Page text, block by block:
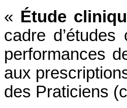
« Étude
cadre
performances
aux
des Praticiens